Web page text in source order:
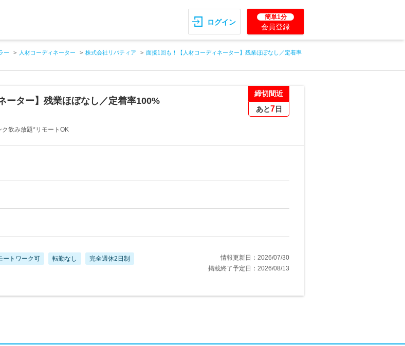
ログイン
簡単1分
会員登録
ー 人材コーディネーター 株式会社リバティア
面接1回も！【人材コーディネーター】残業ほぼなし／定着率
締切間近
あと7日
ーター】残業ほぼなし／定着率100%
飲み放題*リモートOK
ートワーク可 転勤なし 完全週休2日制
情報更新日：2026/07/30
掲載終了予定日：2026/08/13